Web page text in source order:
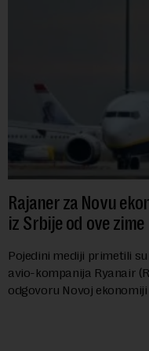
Rajaner za Novu
iz Srbije od ove zime
Pojedini mediji primetili
avio-kompanija Ryanair
odgovoru Novoj